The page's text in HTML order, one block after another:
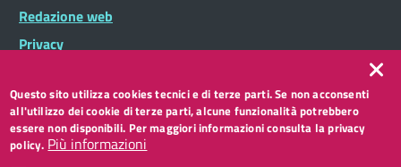
Widget
Footer
menu
Redazione web
Privacy
Accessibilità
CC BY 3.0 IT
Questo sito utilizza cookies tecnici e di terze parti. Se non acconsenti
all'utilizzo dei cookie di terze parti, alcune funzionalità potrebbero
essere non disponibili. Per maggiori informazioni consulta la privacy
policy. Più informazioni